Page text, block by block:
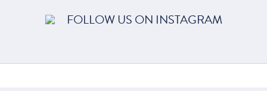
FOLLOW US ON INSTAGRAM